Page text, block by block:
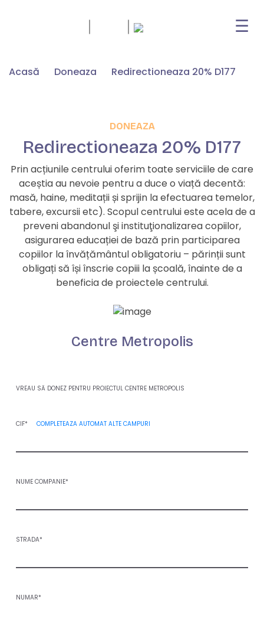
to
☰
Acasă Doneaza Redirectioneaza 20% D177
DONEAZA
Redirectioneaza 20% D177
Prin acțiunile centrului oferim toate serviciile de care
aceștia au nevoie pentru a duce o viață decentă:
masă, haine, meditații și sprijin la efectuarea temelor,
tabere, excursii etc). Scopul centrului este acela de a
preveni abandonul şi instituţionalizarea copiilor,
asigurarea educației de bază prin participarea
copiilor la învățământul obligatoriu – părinții sunt
obligați să își înscrie copiii la școală, înainte de a
beneficia de proiectele centrului.
Centre Metropolis
VREAU SĂ DONEZ PENTRU PROIECTUL CENTRE METROPOLIS
CIF* COMPLETEAZA AUTOMAT ALTE CAMPURI
NUME COMPANIE*
STRADA*
NUMAR*